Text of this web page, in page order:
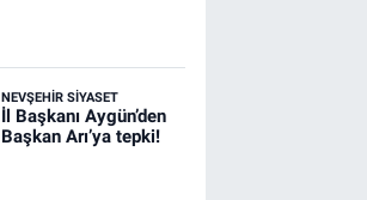
NEVŞEHIR SIYASET
İl Başkanı Aygün’den
Başkan Arı’ya tepki!